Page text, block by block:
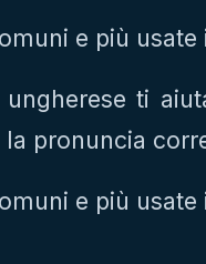
e più
ti
pronuncia
e più